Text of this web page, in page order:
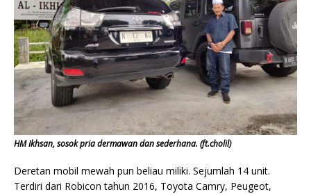
HM Ikhsan, sosok pria dermawan dan sederhana. (ft.cholil)
Deretan mobil mewah pun beliau miliki. Sejumlah 14 unit.
Terdiri dari Robicon tahun 2016, Toyota Camry, Peugeot,